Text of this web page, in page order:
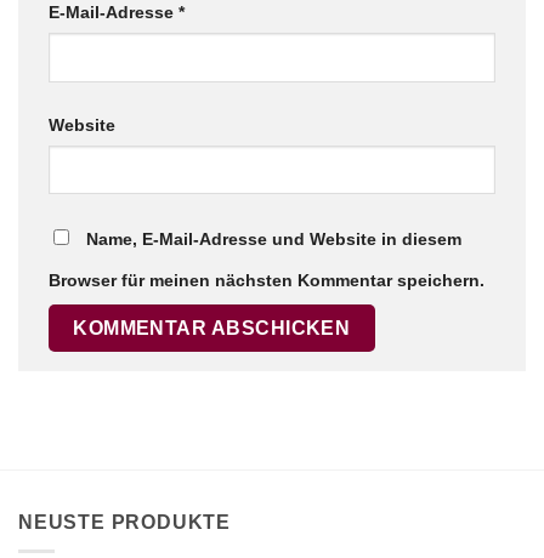
E-Mail-Adresse *
Website
Name, E-Mail-Adresse und Website in diesem
Browser für meinen nächsten Kommentar speichern.
NEUSTE PRODUKTE